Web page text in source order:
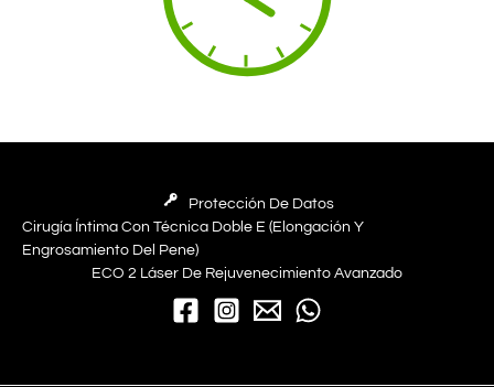
Protección De Datos
Cirugía Íntima Con Técnica Doble E (elongación Y
Engrosamiento Del Pene)
ECO 2 Láser De Rejuvenecimiento Avanzado